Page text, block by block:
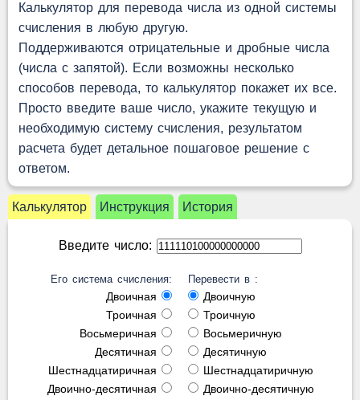
Калькулятор для перевода числа из одной системы
счисления в любую другую.
Поддерживаются отрицательные и дробные числа
(числа с запятой). Если возможны несколько
способов перевода, то калькулятор покажет их все.
Просто введите ваше число, укажите текущую и
необходимую систему счисления, результатом
расчета будет детальное пошаговое решение с
ответом.
Калькулятор Инструкция История
Введите число:
Его система счисления:
Двоичная
Троичная
Восьмеричная
Десятичная
Шестнадцатиричная
Двоично-десятичная
Перевести в :
Двоичную
Троичную
Восьмеричную
Десятичную
Шестнадцатиричную
Двоично-десятичную